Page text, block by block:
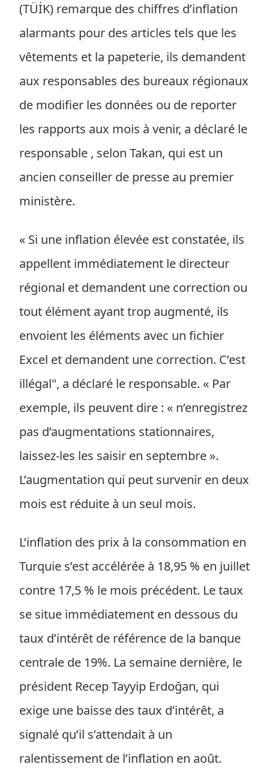
(TÜİK) remarque des chiffres d’inflation
alarmants pour des articles tels que les
vêtements et la papeterie, ils demandent
aux responsables des bureaux régionaux
de modifier les données ou de reporter
les rapports aux mois à venir, a déclaré le
responsable , selon Takan, qui est un
ancien conseiller de presse au premier
ministère.
« Si une inflation élevée est constatée, ils
appellent immédiatement le directeur
régional et demandent une correction ou
tout élément ayant trop augmenté, ils
envoient les éléments avec un fichier
Excel et demandent une correction. C’est
illégal", a déclaré le responsable. « Par
exemple, ils peuvent dire : « n’enregistrez
pas d’augmentations stationnaires,
laissez-les les saisir en septembre ».
L’augmentation qui peut survenir en deux
mois est réduite à un seul mois.
L’inflation des prix à la consommation en
Turquie s’est accélérée à 18,95 % en juillet
contre 17,5 % le mois précédent. Le taux
se situe immédiatement en dessous du
taux d’intérêt de référence de la banque
centrale de 19%. La semaine dernière, le
président Recep Tayyip Erdoğan, qui
exige une baisse des taux d’intérêt, a
signalé qu’il s’attendait à un
ralentissement de l’inflation en août.